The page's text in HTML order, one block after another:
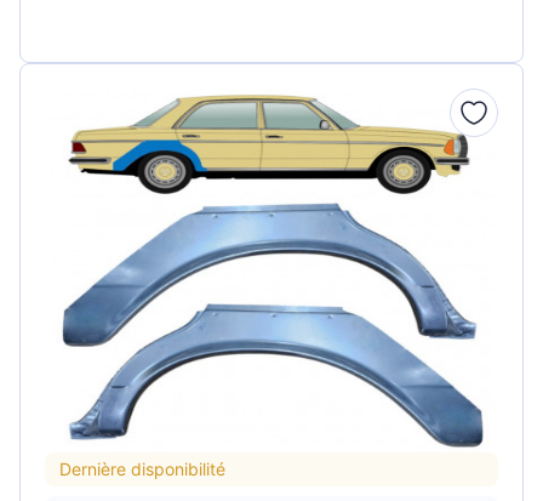
Dernière disponibilité